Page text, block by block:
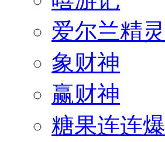
爱尔兰精灵
象财神
赢财神
糖果连连爆